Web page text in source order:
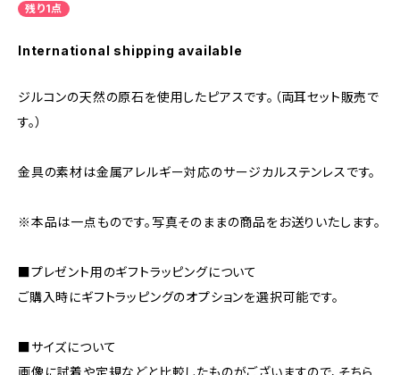
残り1点
International shipping available
ジルコンの天然の原石を使用したピアスです。（両耳セット販売で
す。）
金具の素材は金属アレルギー対応のサージカルステンレスです。
※本品は一点ものです。写真そのままの商品をお送りいたします。
■プレゼント用のギフトラッピングについて
ご購入時にギフトラッピングのオプションを選択可能です。
■サイズについて
画像に試着や定規などと比較したものがございますので、そちら